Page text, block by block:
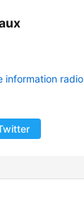
information radio